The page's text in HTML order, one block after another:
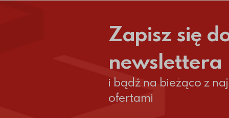
Zapisz się
newslettera
i bądź na bieżąco z
ofertami